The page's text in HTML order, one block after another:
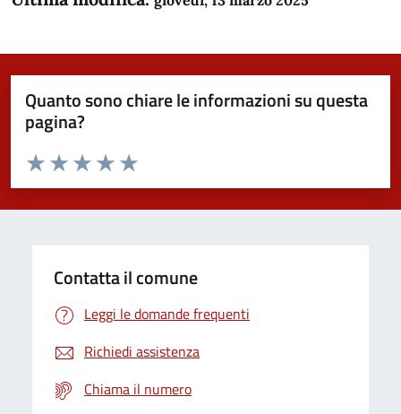
Quanto sono chiare le informazioni su questa
pagina?
Domanda
Valuta da 1 a 5 stelle la pagina
Valuta 5 stelle su 5
Valuta 4 stelle su 5
Valuta 3 stelle su 5
Valuta 2 stelle su 5
Valuta 1 stelle su 5
Contatta il comune
Leggi le domande frequenti
Richiedi assistenza
Chiama il numero